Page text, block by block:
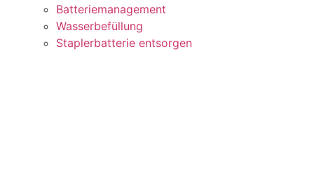
Batteriemanagement
Wasserbefüllung
Staplerbatterie entsorgen